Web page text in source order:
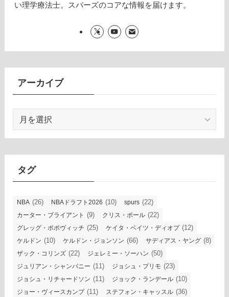
い理学療法士。スパーズのコアな情報を届けます。
アーカイブ
カ
イ
タグ
NBA (26) NBAドラフト2026 (10) spurs (22)
カーター・ブライアント (9) クリス・ポール (22)
グレッグ・ポポヴィッチ (25) ケイタ・ベイツ・ディオプ(12)
ケルドン (10) ケルドン・ジョンソン (66) サディアス・ヤング (8)
ザック・コリンズ (22) ジェレミー・ソーハン (50)
ジュリアン・シャンパニー (11) ジョシュ・プリモ (23)
ジョシュ・リチャードソン (11) ジョック・ランデール (10)
ジョー・ヴィースカンプ(11) ステフォン・キャッスル (36)